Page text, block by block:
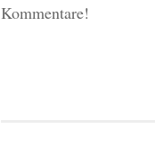
Kommentare!